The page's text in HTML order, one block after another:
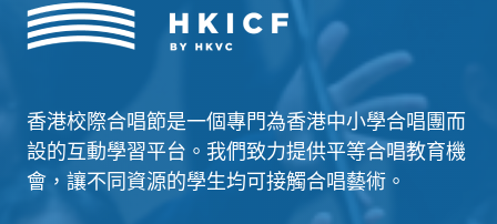
香港校際合唱節是一個專門為香港中小學合唱團而
設的互動學習平台。我們致力提供平等合唱教育機
會，讓不同資源的學生均可接觸合唱藝術。